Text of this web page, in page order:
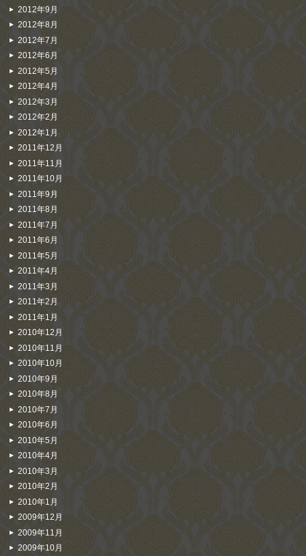
2012年9月
2012年8月
2012年7月
2012年6月
2012年5月
2012年4月
2012年3月
2012年2月
2012年1月
2011年12月
2011年11月
2011年10月
2011年9月
2011年8月
2011年7月
2011年6月
2011年5月
2011年4月
2011年3月
2011年2月
2011年1月
2010年12月
2010年11月
2010年10月
2010年9月
2010年8月
2010年7月
2010年6月
2010年5月
2010年4月
2010年3月
2010年2月
2010年1月
2009年12月
2009年11月
2009年10月